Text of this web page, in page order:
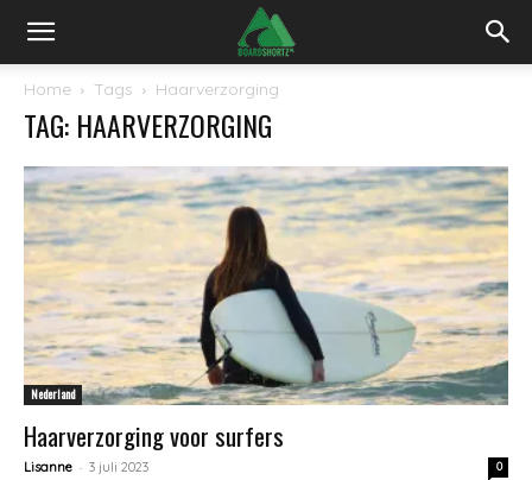
Home Tags Haarverzorging
TAG: HAARVERZORGING
Nederland
Haarverzorging voor surfers
Lisanne - 3 juli 2023 0